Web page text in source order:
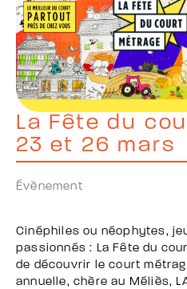
La Fête du
23 et 26 mars
Évènement
Cinéphiles ou néophytes,
passionnés : La Fête du
de découvrir le court
annuelle, chère au Méliès, LA